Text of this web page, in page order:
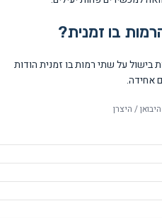
בו זמנית?
בישול על שתי רמות בו זמנית הודות
אחידה.
/ היצרן